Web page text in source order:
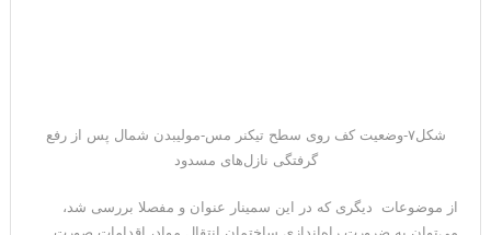
شکل۷-وضعیت کف روی سطح تیکنر مس-مولیبدن شمال پس از رفع
گرفتگی نازل‌های مسدود
از موضوعات دیگری که در این سمینار عنوان و مفصلا بررسی شد،